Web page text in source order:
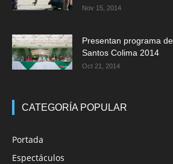
Nov 15, 2014
Presentan programa
Santos Colima 2014
Oct 21, 2014
CATEGORÍA POPULAR
Portada
Espectáculos